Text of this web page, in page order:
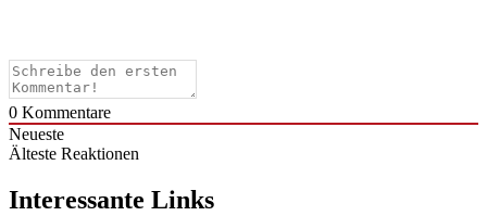
0 Kommentare
Neueste
Älteste Reaktionen
Interessante Links